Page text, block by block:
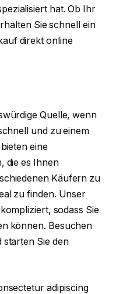
hat. Ob Ihr
Sie schnell ein
direkt online
Quelle, wenn
und zu einem
eine
die es Ihnen
Käufern zu
zu finden. Unser
sodass Sie
können. Besuchen
starten Sie den
adipiscing